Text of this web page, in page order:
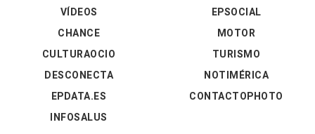
VÍDEOS
EPSOCIAL
CHANCE
CULTURAOCIO
DESCONECTA
EPDATA.ES
INFOSALUS
MOTOR
TURISMO
NOTIMÉRICA
CONTACTOPHOTO